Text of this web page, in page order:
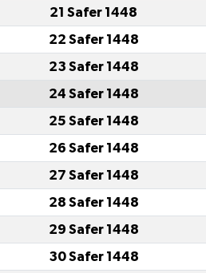
21 Safer 1448
22 Safer 1448
23 Safer 1448
24 Safer 1448
25 Safer 1448
26 Safer 1448
27 Safer 1448
28 Safer 1448
29 Safer 1448
30 Safer 1448